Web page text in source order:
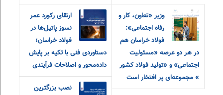
وزیر «تعاون، کار و
رفاه اجتماعی»:
فولاد خراسان هم
در هر دو‌ عرصه «مسئولیت
اجتماعی» و «تولید فولاد کشور
» مجموعه‌ای پر افتخار است
ارتقای رکورد عمر
نسوز پاتیل‌ها در
فولاد خراسان؛
دستاوردی فنی با تکیه بر پایش
داده‌محور و اصلاحات فرآیندی
نصب بزرگترین